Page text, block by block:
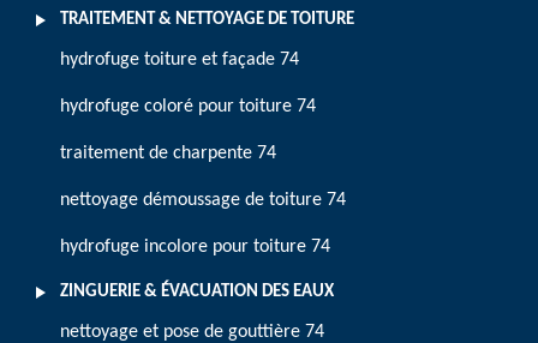
TRAITEMENT & NETTOYAGE DE TOITURE
hydrofuge toiture et façade 74
hydrofuge coloré pour toiture 74
traitement de charpente 74
nettoyage démoussage de toiture 74
hydrofuge incolore pour toiture 74
ZINGUERIE & ÉVACUATION DES EAUX
nettoyage et pose de gouttière 74